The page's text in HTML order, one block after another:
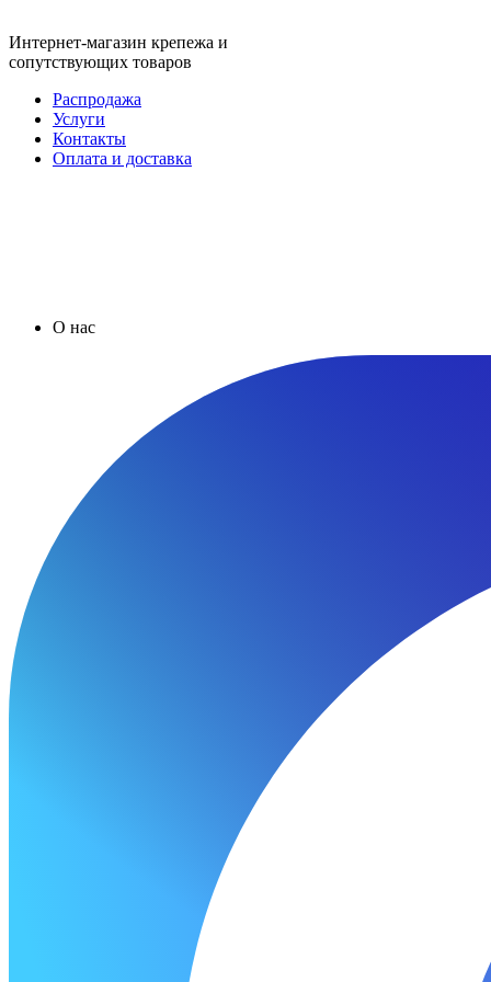
Интернет-магазин крепежа и
сопутствующих товаров
Распродажа
Услуги
Контакты
Оплата и доставка
О нас